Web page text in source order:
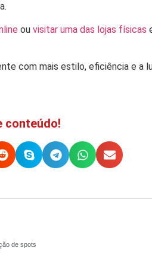
ou visitar uma das lojas físicas
com mais estilo, eficiência e a
conteúdo!
de spots